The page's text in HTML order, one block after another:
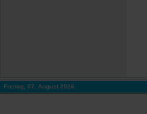
Freitag, 07. August 2026